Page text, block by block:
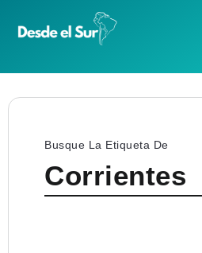
Busque La Etiqueta De
Corrientes